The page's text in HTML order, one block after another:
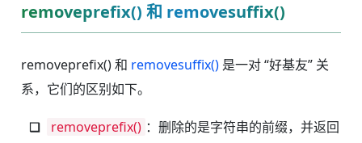
removeprefix() 和 removesuffix()
removeprefix() 和 removesuffix() 是一对 “好基友” 关
系，它们的区别如下。
removeprefix() ：删除的是字符串的前缀，并返回